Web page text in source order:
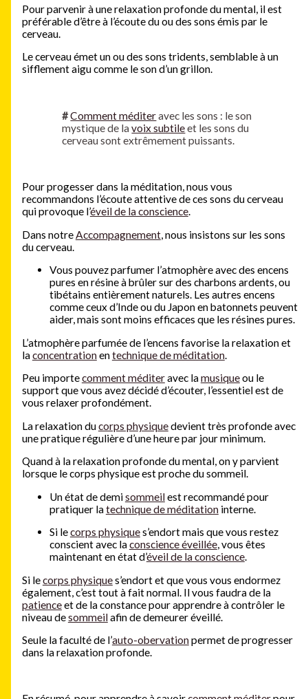
Pour parvenir à une relaxation profonde du mental, il est
préférable d’être à l’écoute du ou des sons émis par le
cerveau.
Le cerveau émet un ou des sons tridents, semblable à un
sifflement aigu comme le son d’un grillon.
#Comment méditeravec les sons : le son
mystique de lavoix subtileet les sons du
cerveau sont extrêmement puissants.
Pour progesser dans la méditation, nous vous
recommandons l’écoute attentive de ces sons du cerveau
qui provoque l’éveil de la conscience.
Dans notreAccompagnement, nous insistons sur les sons
du cerveau.
Vous pouvez parfumer l’atmophère avec des encens
pures en résine à brûler sur des charbons ardents, ou
tibétains entièrement naturels. Les autres encens
comme ceux d’Inde ou du Japon en batonnets peuvent
aider, mais sont moins efficaces que les résines pures.
L’atmophère parfumée de l’encens favorise la relaxation et
laconcentrationentechnique de méditation.
Peu importecomment méditeravec lamusiqueou le
support que vous avez décidé d’écouter, l’essentiel est de
vous relaxer profondément.
La relaxation ducorps physiquedevient très profonde avec
une pratique régulière d’une heure par jour minimum.
Quand à la relaxation profonde du mental, on y parvient
lorsque le corps physique est proche du sommeil.
Un état de demisommeilest recommandé pour
pratiquer latechnique de méditationinterne.
Si lecorps physiques’endort mais que vous restez
conscient avec laconscience éveillée, vous êtes
maintenant en état d’éveil de la conscience.
Si lecorps physiques’endort et que vous vous endormez
également, c’est tout à fait normal. Il vous faudra de la
patienceet de la constance pour apprendre à contrôler le
niveau desommeilafin de demeurer éveillé.
Seule la faculté de l’auto-obervationpermet de progresser
dans la relaxation profonde.